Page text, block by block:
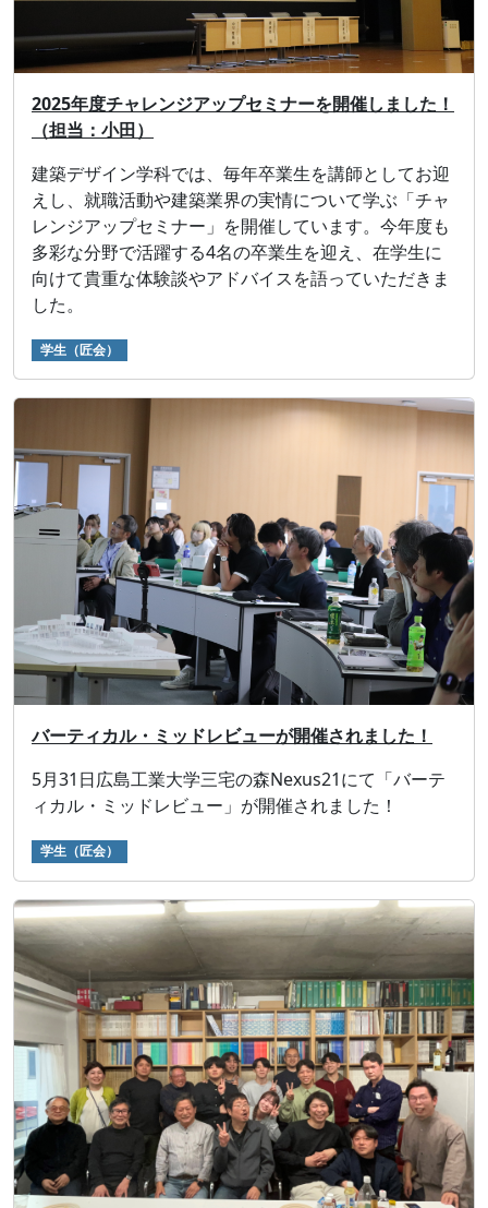
2025年度チャレンジアップセミナーを開催しました！
（担当：小田）
建築デザイン学科では、毎年卒業生を講師としてお迎
えし、就職活動や建築業界の実情について学ぶ「チャ
レンジアップセミナー」を開催しています。今年度も
多彩な分野で活躍する4名の卒業生を迎え、在学生に
向けて貴重な体験談やアドバイスを語っていただきま
した。
学生（匠会）
バーティカル・ミッドレビューが開催されました！
5月31日広島工業大学三宅の森Nexus21にて「バーテ
ィカル・ミッドレビュー」が開催されました！
学生（匠会）